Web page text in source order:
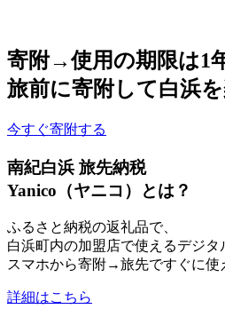
寄附→使用の期限は1
旅前に寄附して白浜
今すぐ寄附する
南紀白浜 旅先納税
Yanico（ヤニコ）とは？
ふるさと納税の返礼品で、
白浜町内の加盟店で使えるデジタ
スマホから寄附→旅先ですぐに使
詳細はこちら